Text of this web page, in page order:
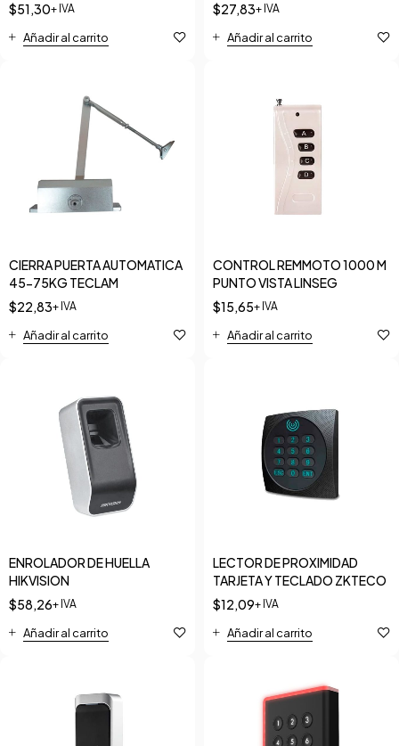
$51,30+ IVA
Añadir al carrito
$27,83+ IVA
Añadir al carrito
CIERRA PUERTA AUTOMATICA
45-75KG TECLAM
$22,83+ IVA
Añadir al carrito
CONTROL REMMOTO 1000 M
PUNTO VISTA LINSEG
$15,65+ IVA
Añadir al carrito
ENROLADOR DE HUELLA
HIKVISION
$58,26+ IVA
Añadir al carrito
LECTOR DE PROXIMIDAD
TARJETA Y TECLADO ZKTECO
$12,09+ IVA
Añadir al carrito